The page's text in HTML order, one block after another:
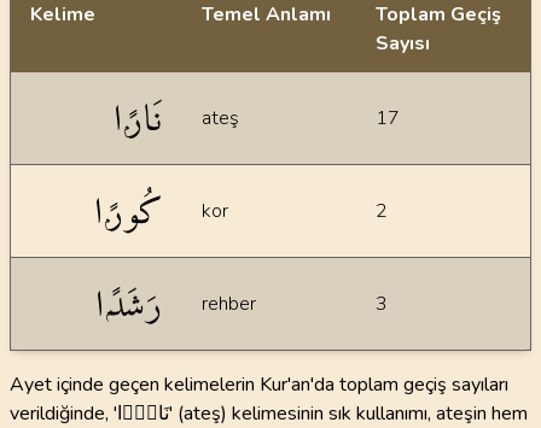
Kelime Temel Anlamı
Toplam Geçiş
Sayısı
نَارًۭا ateş 17
كُورًۭا kor 2
رَشَدًۭا rehber 3
Ayet içinde geçen kelimelerin Kur'an'da toplam geçiş sayıları
verildiğinde, 'نَارًۭا' (ateş) kelimesinin sık kullanımı, ateşin hem